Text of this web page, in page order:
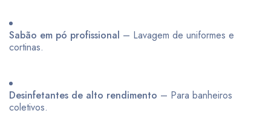
Sabão em pó profissional – Lavagem de uniformes e
cortinas.
Desinfetantes de alto rendimento – Para banheiros
coletivos.